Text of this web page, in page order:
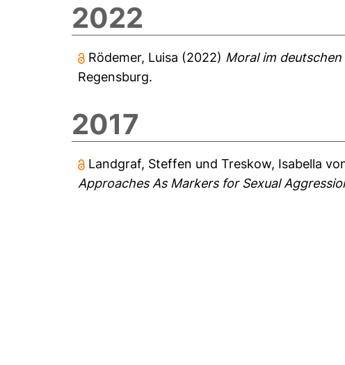
2022
Rödemer, Luisa (2022) Moral im
Regensburg.
2017
Landgraf, Steffen undTreskow, Isabella
Approaches As Markers for Sexual